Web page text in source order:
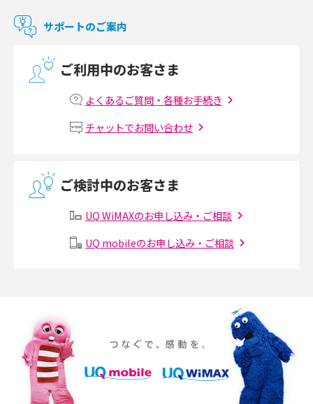
マンションで使えるWi-Fiは？種類ごとの特徴や選び方を紹介
マンションで光回線の利用を始める手順は？設備状況の確認方法も解説
Wi-Fiルーターの設定方法をわかりやすく解説！事前に準備すべきものも紹
無線LANとは？メリット・デメリットや接続方法を解説
メッシュWi-Fiとは？仕組みやメリット・デメリット、中継機との違いを解
ポケット型Wi-Fiをレンタルするメリットとは？選び方や向いている方の特
徴も紹介
持ち運びできるポケット型Wi-Fiのおススメの選び方は？メリット・デメリ
ットも紹介
サポートのご案内
ご利用中のお客さま
よくあるご質問・各種お手続き
チャットでお問い合わせ
ご検討中のお客さま
UQ WiMAXのお申し込み・ご相談
UQ mobileのお申し込み・ご相談